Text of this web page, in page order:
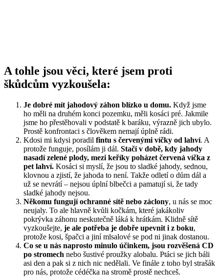
A tohle jsou věci, které jsem proti
škůdcům vyzkoušela:
Je dobré mít jahodový záhon blízko u domu. Když jsme
ho měli na druhém konci pozemku, měli kosáci pré. Jakmile
jsme ho přestěhovali v podstatě k baráku, výrazně jich ubylo.
Prostě konfrontaci s člověkem nemají úplně rádi.
Kdosi mi kdysi poradil fintu s červenými víčky od lahví. A
protože funguje, posílám ji dál. Stačí v době, kdy jahody
nasadí zelené plody, mezi keříky poházet červená víčka z
pet lahví. Kosáci si myslí, že jsou to sladké jahody, sednou,
klovnou a zjistí, že jahoda to není. Takže odletí o dům dál a
už se nevrátí – nejsou úplní blbečci a pamatují si, že tady
sladké jahody nejsou.
Někomu fungují ochranné sítě nebo záclony, u nás se moc
neujaly. To ale hlavně kvůli kočkám, které jakákoliv
pokrývka záhonu neskutečně láká k hrátkám. Klidně sítě
vyzkoušejte, je ale potřeba je dobře upevnit i z boku,
protože kosi, špačci a jiní mlsalové se pod ni jinak dostanou.
Co se u nás naprosto minulo účinkem, jsou rozvěšená CD
po stromech nebo šustivé proužky alobalu. Ptáci se jich báli
asi den a pak si z nich nic nedělali. Ve finále z toho byl strašák
pro nás, protože cédéčka na stromě prostě nechceš.